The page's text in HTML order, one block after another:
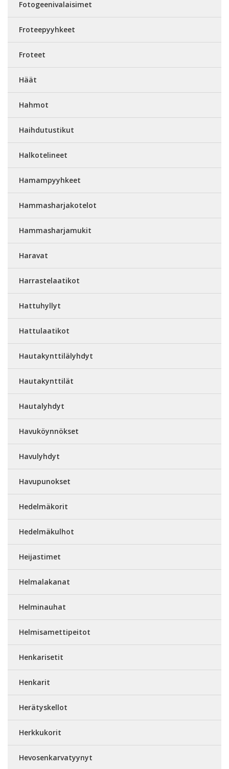
Fotogeenivalaisimet
Froteepyyhkeet
Froteet
Häät
Hahmot
Haihdutustikut
Halkotelineet
Hamampyyhkeet
Hammasharjakotelot
Hammasharjamukit
Haravat
Harrastelaatikot
Hattuhyllyt
Hattulaatikot
Hautakynttilälyhdyt
Hautakynttilät
Hautalyhdyt
Havuköynnökset
Havulyhdyt
Havupunokset
Hedelmäkorit
Hedelmäkulhot
Heijastimet
Helmalakanat
Helminauhat
Helmisamettipeitot
Henkarisetit
Henkarit
Herätyskellot
Herkkukorit
Hevosenkarvatyynyt